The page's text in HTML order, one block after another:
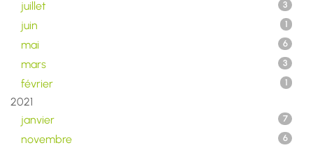
juillet 3
juin 1
mai 6
mars 3
février 1
2021
janvier
7
novembre 6